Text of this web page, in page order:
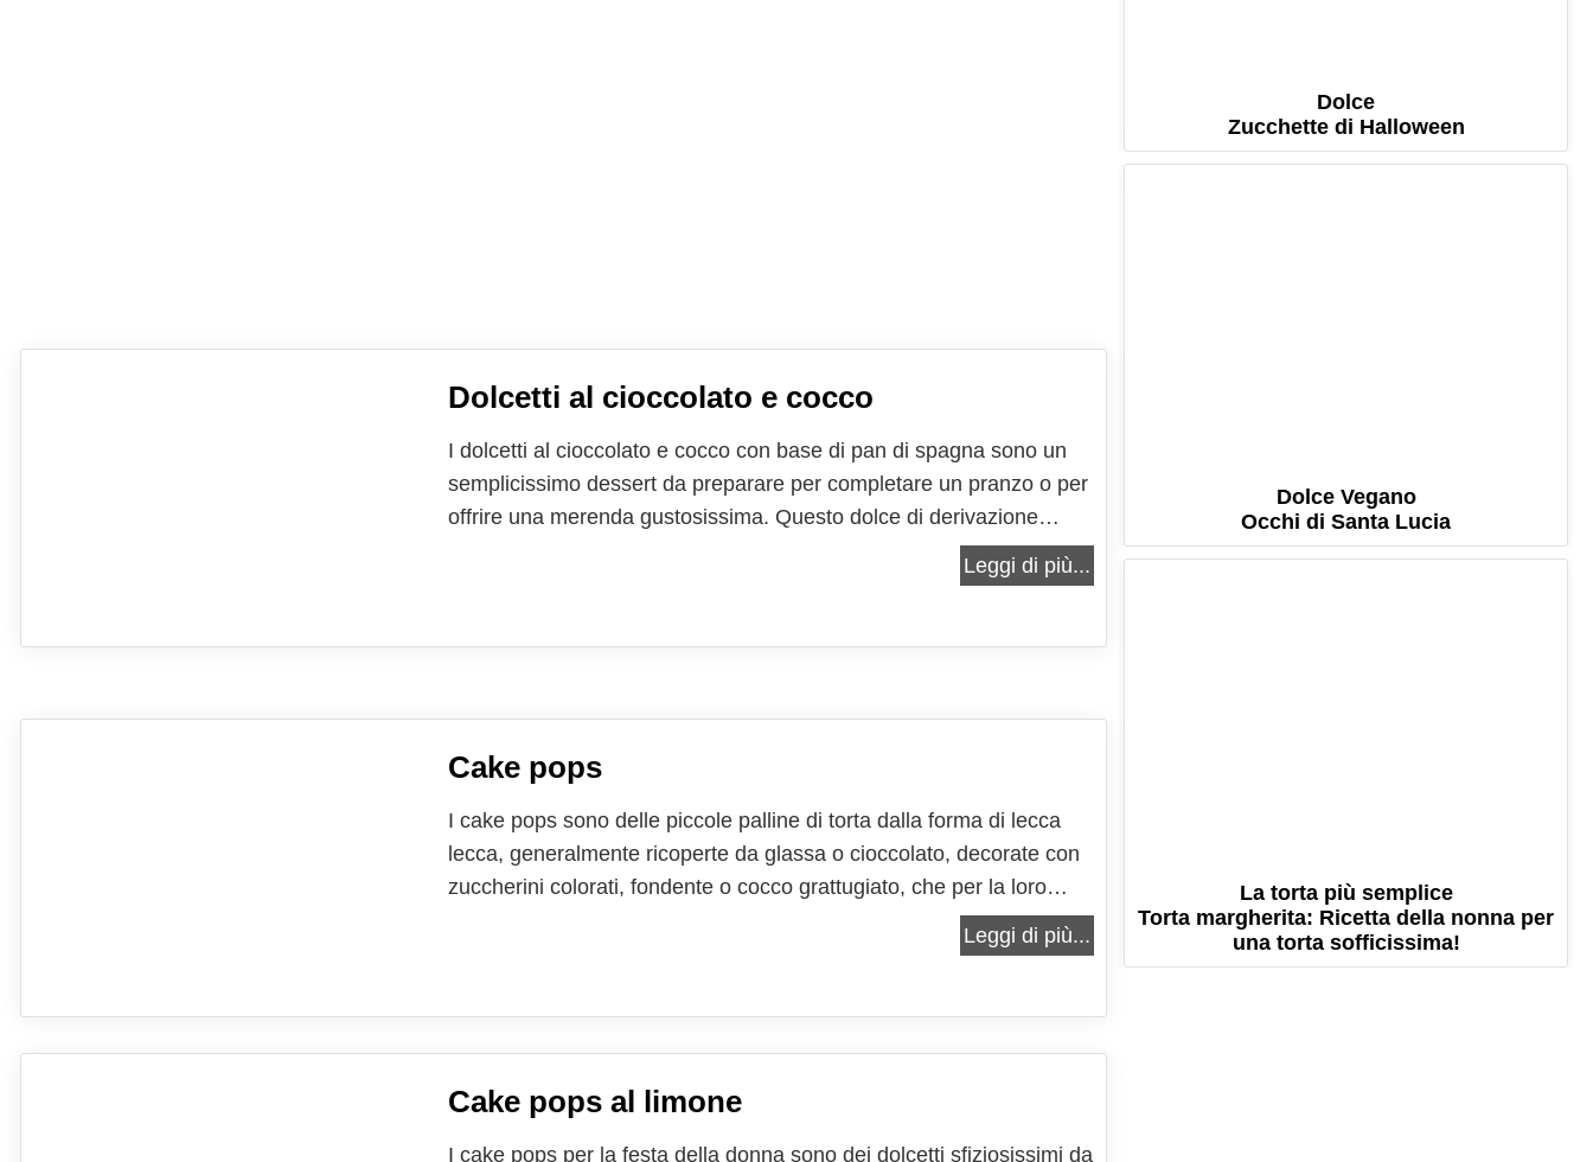
Dolcetti al cioccolato e cocco
I dolcetti al cioccolato e cocco con base di pan di spagna sono un
semplicissimo dessert da preparare per completare un pranzo o per
offrire una merenda gustosissima. Questo dolce di derivazione
australiana è conosciuto anche come Lamington, ed è preparato in
Leggi di più...
Cake pops
I cake pops sono delle piccole palline di torta dalla forma di lecca
lecca, generalmente ricoperte da glassa o cioccolato, decorate con
zuccherini colorati, fondente o cocco grattugiato, che per la loro
forma ricordano le caramelle tanto amate dai bambini di tutto il
Leggi di più...
Cake pops al limone
I cake pops per la festa della donna sono dei dolcetti sfiziosissimi da
Dolce
Zucchette di Halloween
Dolce Vegano
Occhi di Santa Lucia
La torta più semplice
Torta margherita: Ricetta della nonna per
una torta sofficissima!